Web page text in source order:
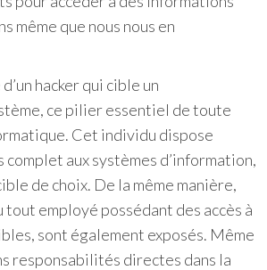
même que nous nous en
hacker qui cible un
ce pilier essentiel de toute
Cet individu dispose
complet aux systèmes d’information,
de choix. De la même manière,
tout employé possédant des accès à
sont également exposés. Même
responsabilités directes dans la